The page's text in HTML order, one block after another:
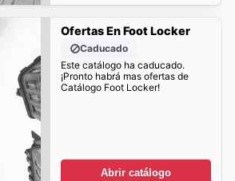
Ofertas En Foot Locker
Caducado
Este catálogo ha caducado.
¡Pronto habrá mas ofertas de
Catálogo Foot Locker!
Abrir catálogo